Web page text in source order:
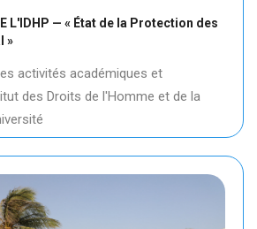
L'IDHP — « État de la Protection des
»
activités académiques et
des Droits de l'Homme et de la